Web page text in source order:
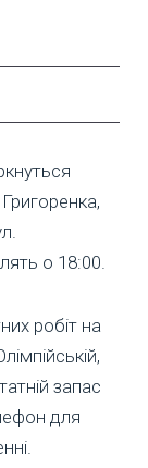
о 18:00.
робіт на
запас
для